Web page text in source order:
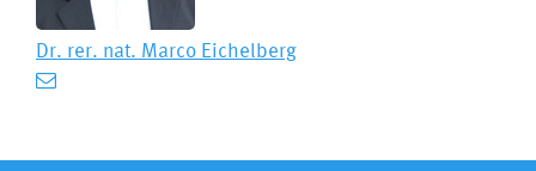
Dr. rer. nat. Marco Eichelberg